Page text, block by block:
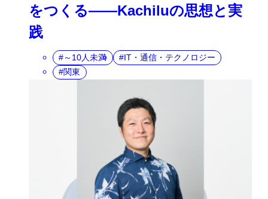
をつくる——Kachiluの思想と実
践
～10人未満
IT・通信・テクノロジー
関東